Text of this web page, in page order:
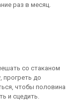
раз в месяц.
со стаканом
прогреть до
чтобы половина
и сцедить.